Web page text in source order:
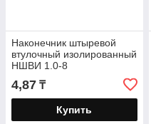
Наконечник штыревой
втулочный изолированный
НШВИ 1.0-8
4,87 ₸
Купить